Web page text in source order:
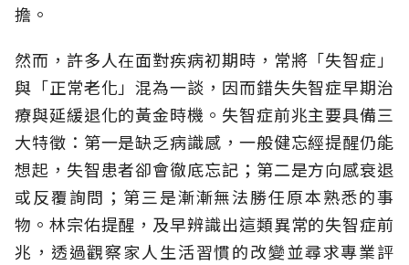
擔。
然而，許多人在面對疾病初期時，常將「失智症」
與「正常老化」混為一談，因而錯失失智症早期治
療與延緩退化的黃金時機。失智症前兆主要具備三
大特徵：第一是缺乏病識感，一般健忘經提醒仍能
想起，失智患者卻會徹底忘記；第二是方向感衰退
或反覆詢問；第三是漸漸無法勝任原本熟悉的事
物。林宗佑提醒，及早辨識出這類異常的失智症前
兆，透過觀察家人生活習慣的改變並尋求專業評